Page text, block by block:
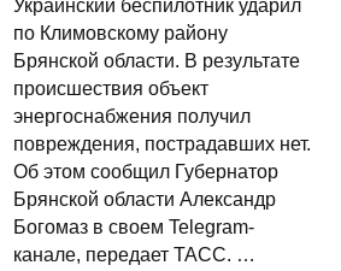
Украинский беспилотник ударил
по Климовскому району
Брянской области. В результате
происшествия объект
энергоснабжения получил
повреждения, пострадавших нет.
Об этом сообщил Губернатор
Брянской области Александр
Богомаз в своем Telegram-
канале, передает ТАСС. …